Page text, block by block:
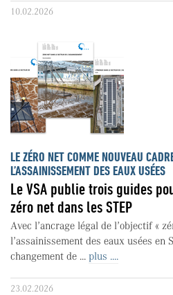
10.02.2026
LE ZÉRO NET COMME NOUVEAU
L’ASSAINISSEMENT DES EAUX USÉES
Le VSA publie trois guides
zéro net dans les STEP
Avec l’ancrage légal de l’objectif «
l’assainissement des eaux usées en
changement de ... plus ....
23.02.2026